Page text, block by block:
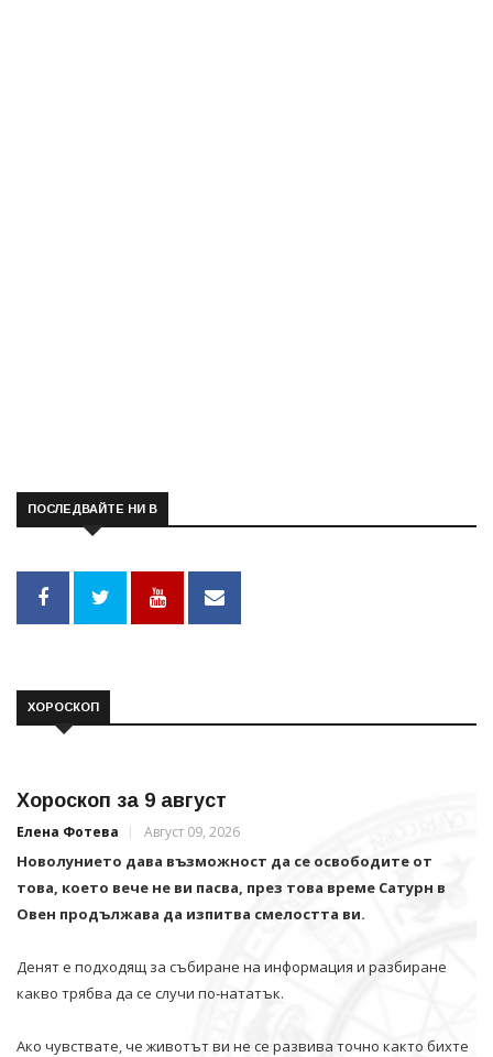
ПОСЛЕДВАЙТЕ НИ В
ХОРОСКОП
Хороскоп за 9 август
Елена Фотева Август 09, 2026
Новолунието дава възможност да се освободите от
това, което вече не ви пасва, през това време Сатурн в
Овен продължава да изпитва смелостта ви.
Денят е подходящ за събиране на информация и разбиране
какво трябва да се случи по-нататък.
Ако чувствате, че животът ви не се развива точно както бихте